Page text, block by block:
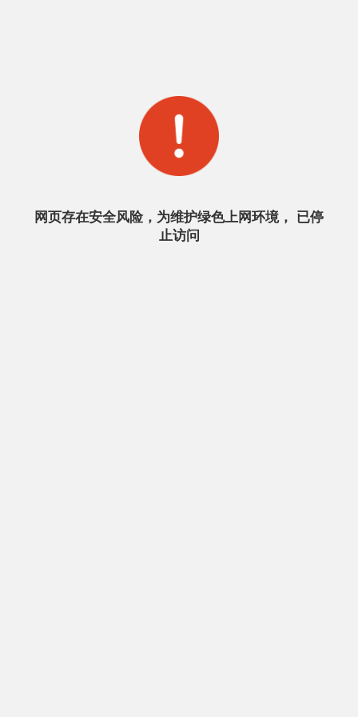
网页存在安全风险，为维护绿色上网环境， 已停
止访问